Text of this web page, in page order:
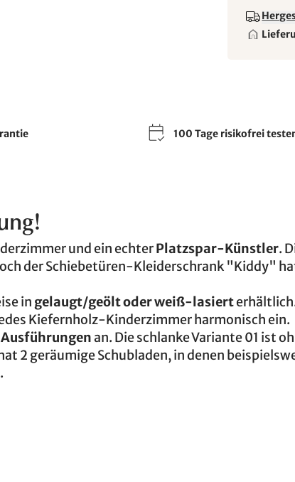
100 Tage risikofrei
und ein echterPlatzspar-Künstler.
der Schiebetüren-Kleiderschrank "Kiddy"
in gelaugt/geölt oder weiß-lasiert
Kiefernholz-Kinderzimmer harmonisch ein.
Ausführungenan. Die schlanke Variante 01 ist
2 geräumige Schubladen, in denen